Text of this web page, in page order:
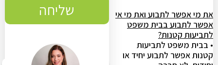
את מי אפשר לתבוע ואת מי אי
אפשר לתבוע בבית משפט
לתביעות קטנות?
• בבית משפט לתביעות
קטנות אפשר לתבוע יחיד או
שליחה